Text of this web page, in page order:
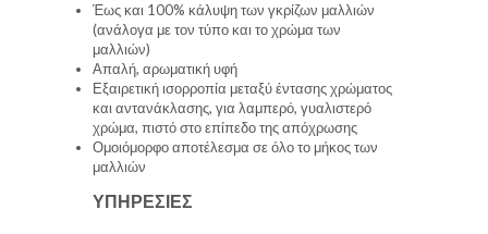
Έως και 100% κάλυψη των γκρίζων μαλλιών
(ανάλογα με τον τύπο και το χρώμα των
μαλλιών)
Απαλή, αρωματική υφή
Εξαιρετική ισορροπία μεταξύ έντασης χρώματος
και αντανάκλασης, για λαμπερό, γυαλιστερό
χρώμα, πιστό στο επίπεδο της απόχρωσης
Ομοιόμορφο αποτέλεσμα σε όλο το μήκος των
μαλλιών
ΥΠΗΡΕΣΙΕΣ